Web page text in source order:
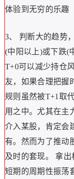
体验到无穷的乐趣
3、 判断大的趋势
(中阳以上)或下跌(
T+0可以减少持仓
友，如果合理把握
规则虽然被T+1取
用之中。尤其在主
介入某股，肯定会
有。然而为了推动
及时的套现。 拿
短期的周期性振荡